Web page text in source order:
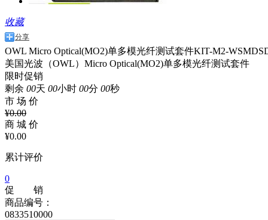
收藏
分享
OWL Micro Optical(MO2)单多模光纤测试套件KIT-M2-
美国光波（OWL）Micro Optical(MO2)单多模光纤测试套件
限时促销
剩余 00天 00小时 00分 00秒
市 场 价
¥0.00
商 城 价
¥0.00
累计评价
0
促 销
商品编号：
0833510000